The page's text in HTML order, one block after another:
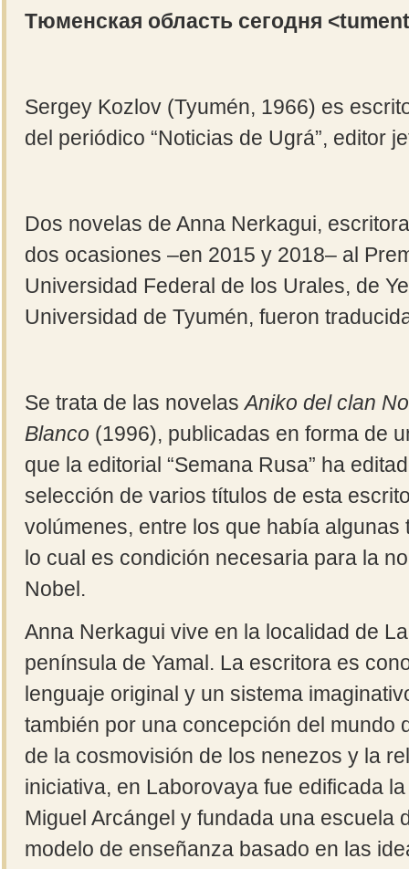
Тюменская область сегодня <
Sergey Kozlov (Tyumén, 1966) es
del periódico “Noticias de Ugrá”, editor
Dos novelas de Anna Nerkagui,
dos ocasiones ‒en 2015 y 2018‒ al
Universidad Federal de los Urales, de
Universidad de Tyumén, fueron
Se trata de las novelasAniko del clan
Blanco (1996), publicadas en forma de
que la editorial “Semana Rusa” ha
selección de varios títulos de esta
volúmenes, entre los que había algunas
lo cual es condición necesaria para la
Nobel.
Anna Nerkagui vive en la localidad de
península de Yamal. La escritora es
lenguaje original y un sistema
también por una concepción del mundo
de la cosmovisión de los nenezos y la
iniciativa, en Laborovaya fue edificada
Miguel Arcángel y fundada una escuela
modelo de enseñanza basado en las